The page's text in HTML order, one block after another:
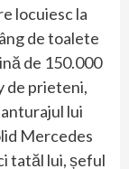
locuiesc la
de toalete
de 150.000
de prieteni,
lui
Mercedes
tatăl lui, șeful